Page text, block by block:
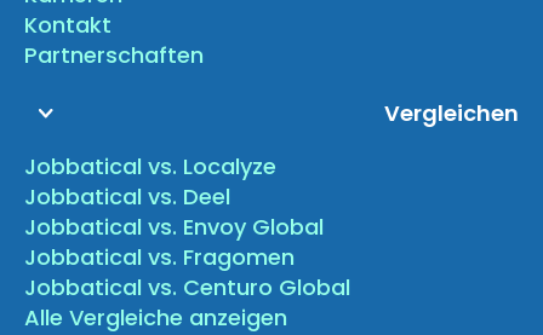
Kontakt
Partnerschaften
Vergleichen
Jobbatical vs. Localyze
Jobbatical vs. Deel
Jobbatical vs. Envoy Global
Jobbatical vs. Fragomen
Jobbatical vs. Centuro Global
Alle Vergleiche anzeigen